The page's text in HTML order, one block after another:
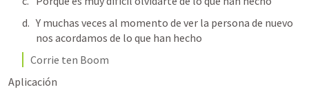
Y muchas veces al momento de ver la persona de nuevo
nos acordamos de lo que han hecho
Corrie ten Boom
Aplicación